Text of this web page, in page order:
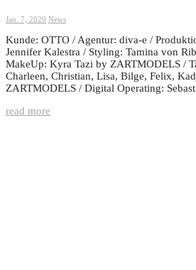
Jan. 7, 2020 News
Kunde: OTTO / Agentur: diva-e /
Jennifer Kalestra / Styling: Tamina von
MakeUp: Kyra Tazi by ZARTMODELS /
Charleen, Christian, Lisa, Bilge, Felix,
ZARTMODELS / Digital Operating:
read more